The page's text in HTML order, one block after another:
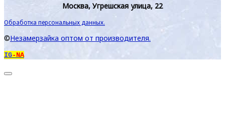
Москва, Угрешская улица, 22
Обработка персональных данных.
©Незамерзайка оптом от производителя.
IG-NA